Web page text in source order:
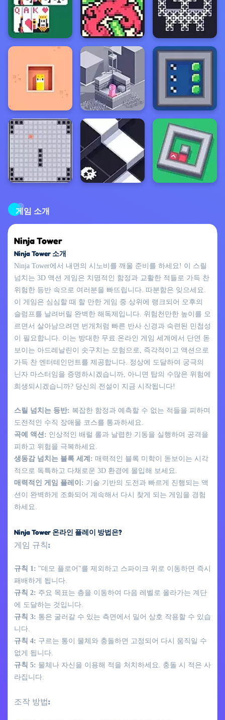
게임 소개
Ninja Tower
Ninja Tower 소개
Ninja Tower에서 내면의 시노비를 깨울 준비를 하세요! 이 스릴
넘치는 3D 액션 게임은 치명적인 함정과 교활한 적들로 가득 찬
위험한 등반 속으로 여러분을 빠뜨립니다. 따분함은 잊으세요.
이 게임은 심심할 때 할 만한 게임 중 상위에 랭크되어 오후의
슬럼프를 날려버릴 완벽한 해독제입니다. 위험천만한 높이를 오
르면서 살아남으려면 번개처럼 빠른 반사 신경과 숙련된 민첩성
이 필요합니다. 이는 방대한 무료 온라인 게임 세계에서 단연 돋
보이는 아드레날린이 솟구치는 모험으로, 즉각적이고 액션으로
가득 찬 엔터테인먼트를 제공합니다. 정상에 도달하여 궁극의
닌자 마스터임을 증명하시겠습니까, 아니면 탑의 수많은 위험에
희생되시겠습니까? 당신의 전설이 지금 시작됩니다!
스릴 넘치는 등반: 복잡한 함정과 예측할 수 없는 적들을 피하며
도전적인 수직 장애물 코스를 통과하세요.
곡예 액션: 인상적인 배럴 롤과 날렵한 기동을 실행하여 공격을
피하고 위험을 극복하세요.
생동감 넘치는 블록 세계: 매력적인 블록 미학이 돋보이는 시각
적으로 독특하고 다채로운 3D 환경에 몰입해 보세요.
매력적인 게임 플레이: 기술 기반의 도전과 빠르게 진행되는 액
션이 완벽하게 조화되어 계속해서 다시 찾게 되는 게임을 경험
하세요.
Ninja Tower 온라인 플레이 방법은?
게임 규칙:
규칙 1: "데모 플로어"를 제외하고 스파이크 위로 이동하면 즉시
패배하게 됩니다.
규칙 2: 주요 목표는 층을 이동하여 다음 레벨로 올라가는 계단
에 도달하는 것입니다.
규칙 3: 통은 굴러갈 수 있는 측면에서 밀어 상호 작용할 수 있습
니다.
규칙 4: 구르는 통이 물체와 충돌하면 고정되어 다시 움직일 수
없게 됩니다.
규칙 5: 물체나 자신을 이용해 적을 처치하세요. 충돌 시 적은 사
라집니다.
조작 방법: